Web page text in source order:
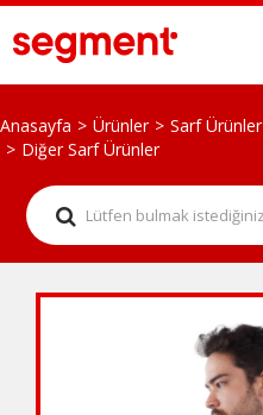
Anasayfa Ürünler Sarf Ürünler
Diğer Sarf Ürünler